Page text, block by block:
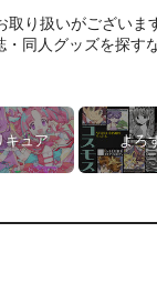
り扱いがございま
同人グッズを探す
キュア よろ